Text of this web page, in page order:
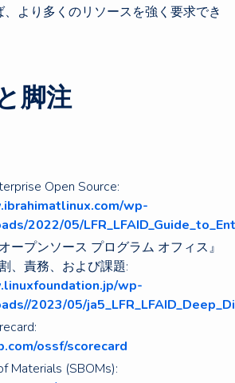
より多くのリソースを強く要求でき
脚注
Open Source:
wp-
2022/05/
ープンソース プログラム オフィス』
、責務、および課題:
wp-
2023/05/
ossf/scorecard
Materials (SBOMs):